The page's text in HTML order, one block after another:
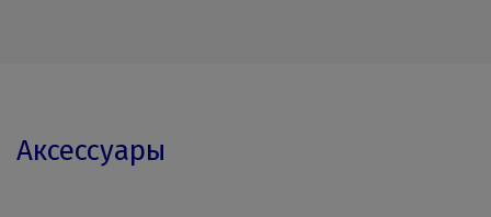
Аксессуары